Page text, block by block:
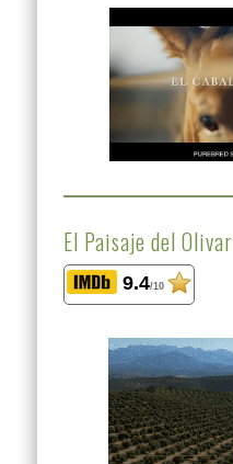
El Paisaje del Olivar
9.4/10